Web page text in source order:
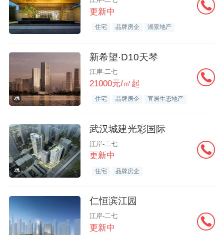
更新中
住宅 品牌房企 湖景地产
新希望·D10天琴
江岸-二七
21000元/㎡起
住宅 品牌房企 宜居生态地产
武汉城建光彩国际
江岸-二七
更新中
住宅 品牌房企
仁恒滨江园
江岸-二七
更新中